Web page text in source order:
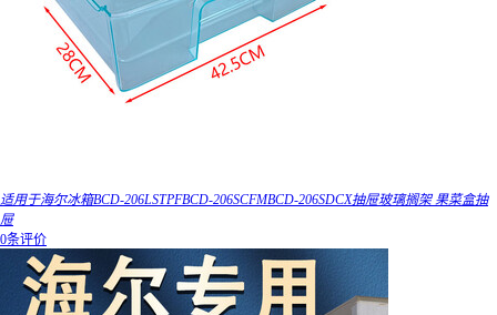
适用于海尔冰箱BCD-206LSTPFBCD-206SCFMBCD-206SDCX抽屉玻璃搁架 果菜盒抽
屉
0条评价